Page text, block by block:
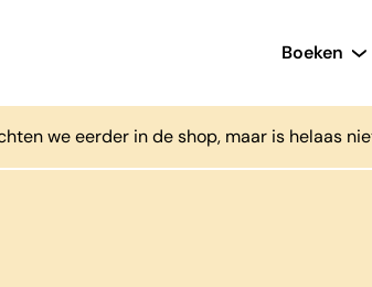
Boeken
we eerder in de shop, maar is helaas